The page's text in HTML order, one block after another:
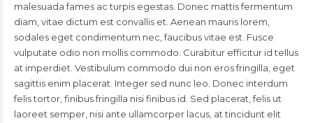
malesuada fames ac turpis egestas. Donec mattis fermentum
diam, vitae dictum est convallis et. Aenean mauris lorem,
sodales eget condimentum nec, faucibus vitae est. Fusce
vulputate odio non mollis commodo. Curabitur efficitur id tellus
at imperdiet. Vestibulum commodo dui non eros fringilla, eget
sagittis enim placerat. Integer sed nunc leo. Donec interdum
felis tortor, finibus fringilla nisi finibus id. Sed placerat, felis ut
laoreet semper, nisi ante ullamcorper lacus, at tincidunt elit